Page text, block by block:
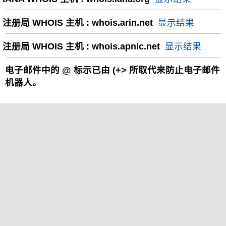
注册局 WHOIS 主机 : whois.arin.net 显示结果
注册局 WHOIS 主机 : whois.apnic.net 显示结果
电子邮件中的 @ 标示已由 (+> 所取代来防止电子邮件
机器人。